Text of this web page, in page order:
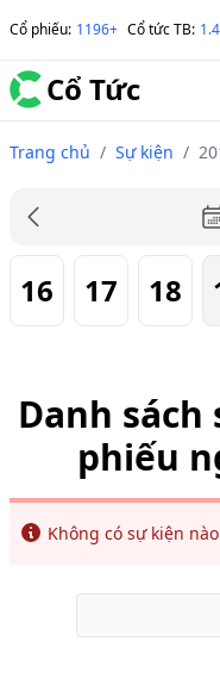
Cổ phiếu: 1196+ Cổ tức TB:
Cổ Tức
Trang chủ / Sự kiện /
16 17 18
Danh
phiếu
Info
Không có sự kiện